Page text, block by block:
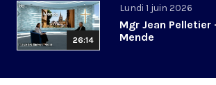
26:14
Lundi 1 juin 2026
Mgr Jean Pelletier
Mende